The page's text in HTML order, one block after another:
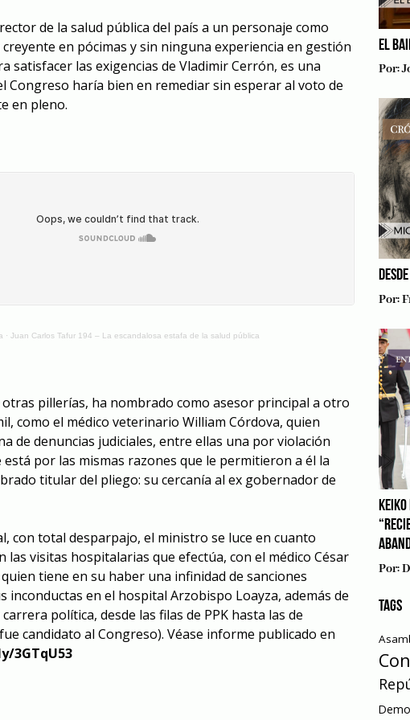
de la salud pública del país a un personaje como
en pócimas y sin ninguna experiencia en gestión
satisfacer las exigencias de Vladimir Cerrón, es una
Congreso haría bien en remediar sin esperar al voto de
en pleno.
· Juan Carlos Tafur 194 – La escandalosa estafa de la salud pública
pillerías, ha nombrado como asesor principal a otro
como el médico veterinario William Córdova, quien
de denuncias judiciales, entre ellas una por violación
está por las mismas razones que le permitieron a él la
titular del pliego: su cercanía al ex gobernador de
con total desparpajo, el ministro se luce en cuanto
las visitas hospitalarias que efectúa, con el médico César
tiene en su haber una infinidad de sanciones
inconductas en el hospital Arzobispo Loayza, además de
política, desde las filas de PPK hasta las de
candidato al Congreso). Véase informe publicado en
3GTqU53
EL
Por:
Por:
KEIKO
Por:
TAGS